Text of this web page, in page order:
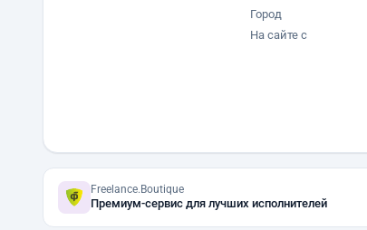
Город
На сайте с
Freelance.Boutique
Премиум-сервис для лучших исполнителей